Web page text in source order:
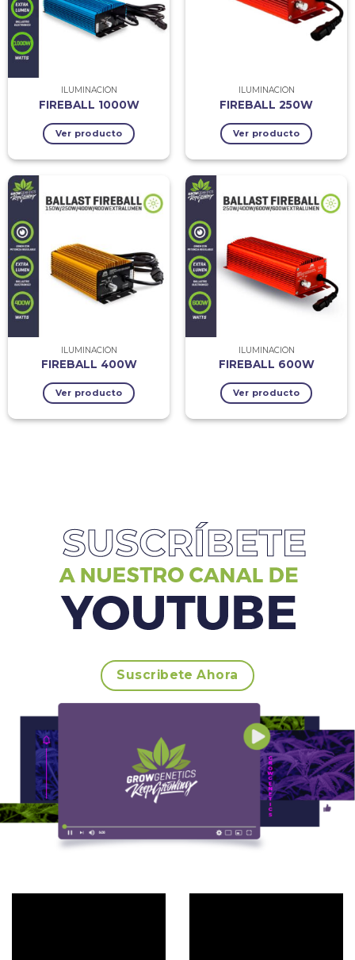
ILUMINACIÓN
FIREBALL 1000W
Ver producto
ILUMINACIÓN
FIREBALL 250W
Ver producto
ILUMINACIÓN
FIREBALL 400W
Ver producto
ILUMINACIÓN
FIREBALL 600W
Ver producto
Suscribete Ahora